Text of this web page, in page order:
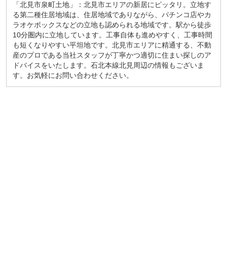
「北見市泉町土地」：北見市エリアの新居にピッタリ。立地す
る第二種住居地域は、住居地域でありながら、パチンコ店やカ
ラオケボックスなどの立地も認められる地域です。駅から徒歩
10分圏内に立地しています。工事自体も進めやすく、工事時間
も短くなりやすい平坦地です。北見市エリアに精通する、不動
産のプロである当社スタッフが丁寧かつ適切に住まい探しのア
ドバイスをいたします。石北本線北見周辺の情報もございま
す。お気軽にお問い合わせください。